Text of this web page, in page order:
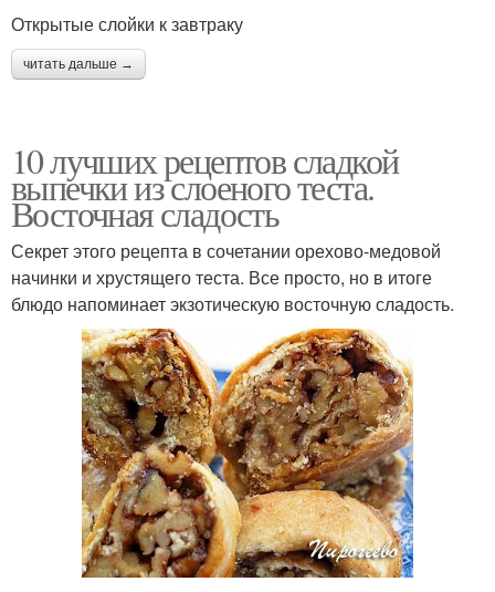
Открытые слойки к завтраку
читать дальше →
10 лучших рецептов сладкой
выпечки из слоеного теста.
Восточная сладость
Секрет этого рецепта в сочетании орехово-медовой
начинки и хрустящего теста. Все просто, но в итоге
блюдо напоминает экзотическую восточную сладость.